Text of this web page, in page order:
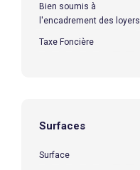
Bien soumis à
l'encadrement des loyers
Taxe Foncière
Surfaces
Surface